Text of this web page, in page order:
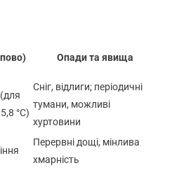
Опади та явища
°C)
Сніг, відлиги; періодичні
тумани, можливі
хуртовини
Перервні дощі, мінлива
хмарність